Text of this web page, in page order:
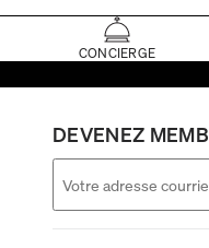
CONCIERGE
DEVENEZ